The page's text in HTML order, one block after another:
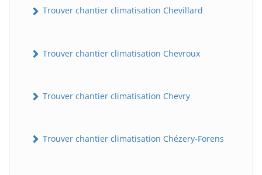
Trouver chantier climatisation Chevillard
Trouver chantier climatisation Chevroux
Trouver chantier climatisation Chevry
Trouver chantier climatisation Chézery-Forens